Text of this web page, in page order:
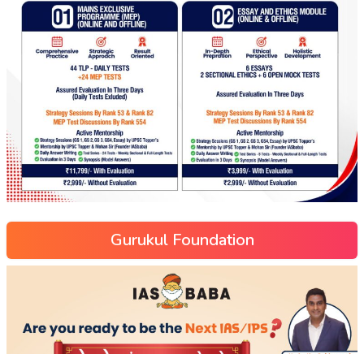
Gurukul Foundation